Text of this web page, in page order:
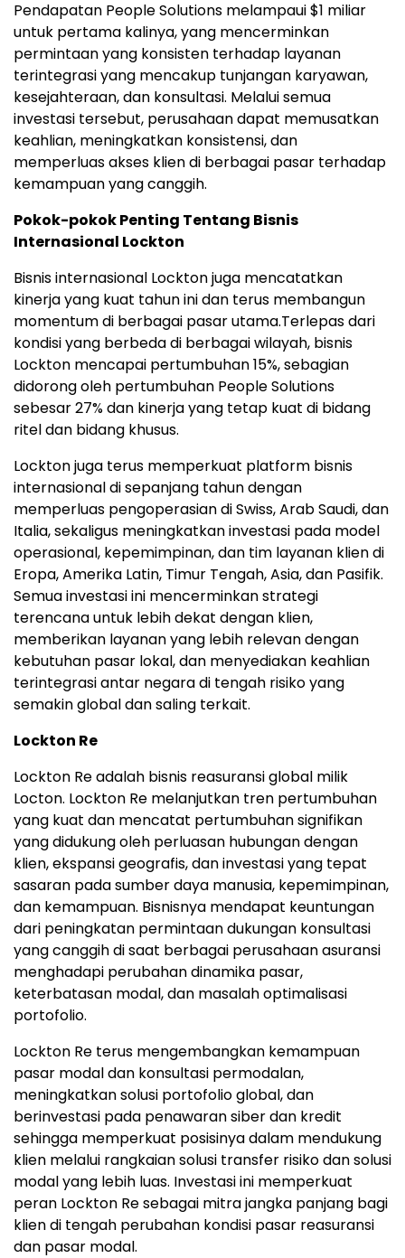
Pendapatan People Solutions melampaui $1 miliar
untuk pertama kalinya, yang mencerminkan
permintaan yang konsisten terhadap layanan
terintegrasi yang mencakup tunjangan karyawan,
kesejahteraan, dan konsultasi. Melalui semua
investasi tersebut, perusahaan dapat memusatkan
keahlian, meningkatkan konsistensi, dan
memperluas akses klien di berbagai pasar terhadap
kemampuan yang canggih.
Pokok-pokok Penting Tentang Bisnis
Internasional Lockton
Bisnis internasional Lockton juga mencatatkan
kinerja yang kuat tahun ini dan terus membangun
momentum di berbagai pasar utama.Terlepas dari
kondisi yang berbeda di berbagai wilayah, bisnis
Lockton mencapai pertumbuhan 15%, sebagian
didorong oleh pertumbuhan People Solutions
sebesar 27% dan kinerja yang tetap kuat di bidang
ritel dan bidang khusus.
Lockton juga terus memperkuat platform bisnis
internasional di sepanjang tahun dengan
memperluas pengoperasian di Swiss, Arab Saudi, dan
Italia, sekaligus meningkatkan investasi pada model
operasional, kepemimpinan, dan tim layanan klien di
Eropa, Amerika Latin, Timur Tengah, Asia, dan Pasifik.
Semua investasi ini mencerminkan strategi
terencana untuk lebih dekat dengan klien,
memberikan layanan yang lebih relevan dengan
kebutuhan pasar lokal, dan menyediakan keahlian
terintegrasi antar negara di tengah risiko yang
semakin global dan saling terkait.
Lockton Re
Lockton Re adalah bisnis reasuransi global milik
Locton. Lockton Re melanjutkan tren pertumbuhan
yang kuat dan mencatat pertumbuhan signifikan
yang didukung oleh perluasan hubungan dengan
klien, ekspansi geografis, dan investasi yang tepat
sasaran pada sumber daya manusia, kepemimpinan,
dan kemampuan. Bisnisnya mendapat keuntungan
dari peningkatan permintaan dukungan konsultasi
yang canggih di saat berbagai perusahaan asuransi
menghadapi perubahan dinamika pasar,
keterbatasan modal, dan masalah optimalisasi
portofolio.
Lockton Re terus mengembangkan kemampuan
pasar modal dan konsultasi permodalan,
meningkatkan solusi portofolio global, dan
berinvestasi pada penawaran siber dan kredit
sehingga memperkuat posisinya dalam mendukung
klien melalui rangkaian solusi transfer risiko dan solusi
modal yang lebih luas. Investasi ini memperkuat
peran Lockton Re sebagai mitra jangka panjang bagi
klien di tengah perubahan kondisi pasar reasuransi
dan pasar modal.